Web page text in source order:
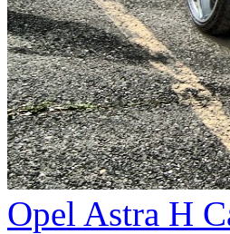
Opel Astra H